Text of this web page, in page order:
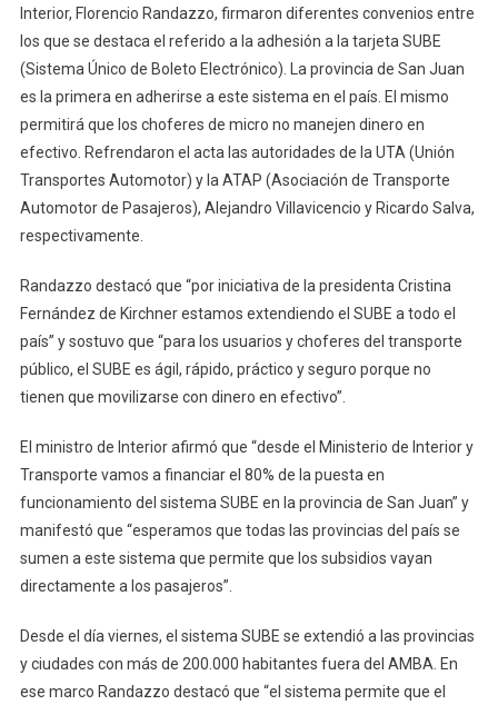
Se
Al
Interior, Florencio Randazzo, firmaron diferentes convenios entre
los que se destaca el referido a la adhesión a la tarjeta SUBE
(Sistema Único de Boleto Electrónico). La provincia de San Juan
es la primera en adherirse a este sistema en el país. El mismo
permitirá que los choferes de micro no manejen dinero en
efectivo. Refrendaron el acta las autoridades de la UTA (Unión
Transportes Automotor) y la ATAP (Asociación de Transporte
Automotor de Pasajeros), Alejandro Villavicencio y Ricardo Salva,
respectivamente.
Randazzo destacó que “por iniciativa de la presidenta Cristina
Fernández de Kirchner estamos extendiendo el SUBE a todo el
país” y sostuvo que “para los usuarios y choferes del transporte
público, el SUBE es ágil, rápido, práctico y seguro porque no
tienen que movilizarse con dinero en efectivo”.
El ministro de Interior afirmó que “desde el Ministerio de Interior y
Transporte vamos a financiar el 80% de la puesta en
funcionamiento del sistema SUBE en la provincia de San Juan” y
manifestó que “esperamos que todas las provincias del país se
sumen a este sistema que permite que los subsidios vayan
directamente a los pasajeros”.
Desde el día viernes, el sistema SUBE se extendió a las provincias
y ciudades con más de 200.000 habitantes fuera del AMBA. En
ese marco Randazzo destacó que “el sistema permite que el